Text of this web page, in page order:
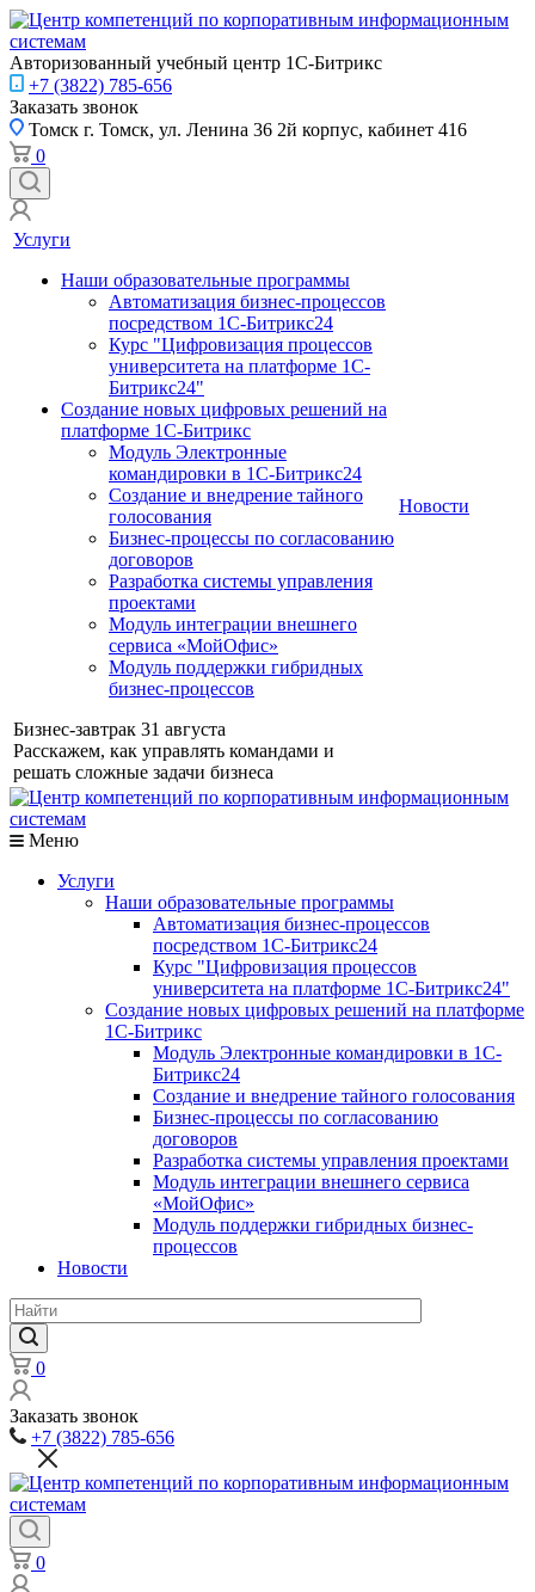
Авторизованный учебный центр 1С-Битрикс
+7 (3822) 785-656
Заказать звонок
Томск г. Томск, ул. Ленина 36 2й корпус, кабинет 416
0
Услуги
Наши образовательные программы
Автоматизация бизнес-процессов
посредством 1С-Битрикс24
Курс "Цифровизация процессов
университета на платформе 1С-
Битрикс24"
Создание новых цифровых решений на
платформе 1С-Битрикс
Модуль Электронные
командировки в 1С-Битрикс24
Создание и внедрение тайного
голосования
Бизнес-процессы по согласованию
договоров
Разработка системы управления
проектами
Модуль интеграции внешнего
сервиса «МойОфис»
Модуль поддержки гибридных
бизнес-процессов
Бизнес-завтрак 31 августа
Расскажем, как управлять командами и
решать сложные задачи бизнеса
Новости
Меню
Услуги
Наши образовательные программы
Автоматизация бизнес-процессов
посредством 1С-Битрикс24
Курс "Цифровизация процессов
университета на платформе 1С-Битрикс24"
Создание новых цифровых решений на платформе
1С-Битрикс
Модуль Электронные командировки в 1С-
Битрикс24
Создание и внедрение тайного голосования
Бизнес-процессы по согласованию
договоров
Разработка системы управления проектами
Модуль интеграции внешнего сервиса
«МойОфис»
Модуль поддержки гибридных бизнес-
процессов
Новости
0
Заказать звонок
+7 (3822) 785-656
0